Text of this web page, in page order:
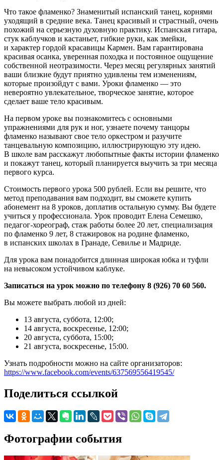
Что такое фламенко? Знаменитый испанский танец, корнями
уходящий в средние века. Танец красивый и страстный, очень
похожий на серьезную духовную практику. Испанская гитара,
стук каблучков и кастаньет, гибкие руки, как змейки,
и характер гордой красавицы Кармен. Вам гарантирована
красивая осанка, уверенная походка и постоянное ощущение
собственной неотразимости. Через месяц регулярных занятий
ваши близкие будут приятно удивлены тем изменениям,
которые произойдут с вами. Уроки фламенко — это
невероятно увлекательное, творческое занятие, которое
сделает ваше тело красивым.
На первом уроке вы познакомитесь с основными
упражнениями для рук и ног, узнаете почему танцоры
фламенко называют свое тело оркестром и разучите
танцевальную композицию, иллюстрирующую эту идею.
В школе вам расскажут любопытные факты истории фламенко
и покажут танец, который планируется выучить за три месяца
первого курса.
Стоимость первого урока 500 рублей. Если вы решите, что
метод преподавания вам подходит, вы сможете купить
абонемент на 8 уроков, доплатив остальную сумму. Вы будете
учиться у профессионала. Урок проводит Елена Семешко,
педагог-хореограф, стаж работы более 20 лет, специализация
по фламенко 9 лет, 8 стажировок на родине фламенко,
в испанских школах в Гранаде, Севилье и Мадриде.
Для урока вам понадобится длинная широкая юбка и туфли
на невысоком устойчивом каблуке.
Записаться на урок можно по телефону 8 (926) 70 60 560.
Вы можете выбрать любой из дней:
13 августа, суббота, 12:00;
14 августа, воскресенье, 12:00;
20 августа, суббота, 15:00;
21 августа, воскресенье, 15:00.
Узнать подробности можно на сайте организаторов:
https://www.facebook.com/events/637569556419545/
Поделиться ссылкой
Фотографии события